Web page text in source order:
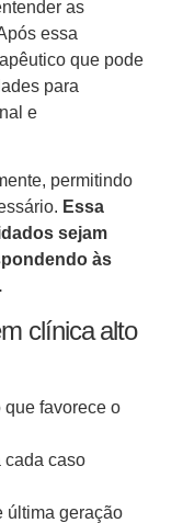
as
essa
que pode
para
e
permitindo
Essa
sejam
às
clínica alto
favorece o
cada caso
última geração